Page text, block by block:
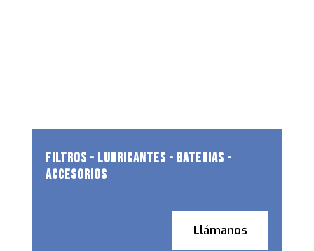
FILTROS - LUBRICANTES - BATERIAS -
ACCESORIOS
Llámanos